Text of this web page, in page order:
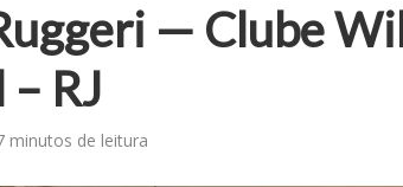
— Clube
RJ
minutos de leitura